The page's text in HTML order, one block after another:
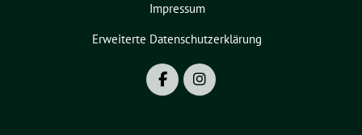
Impressum
Erweiterte Datenschutzerklärung